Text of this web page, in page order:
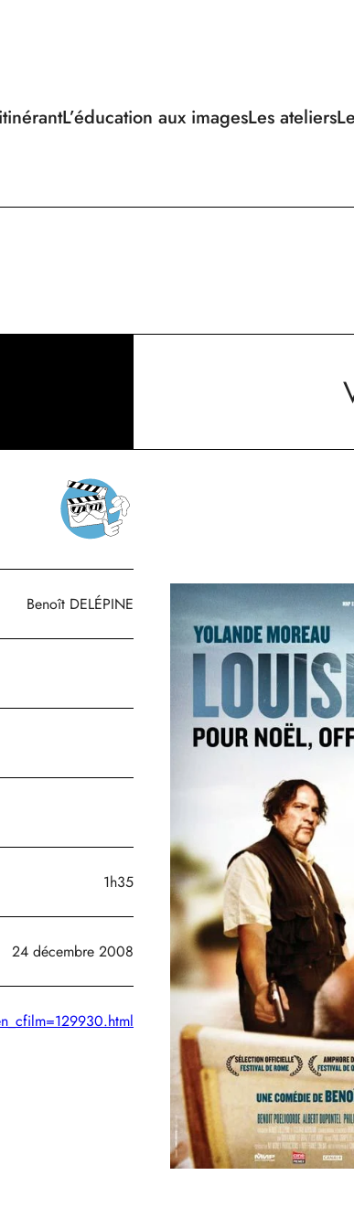
L’éducation aux imagesLes ateliers
Benoît DELÉPINE
1h35
24 décembre 2008